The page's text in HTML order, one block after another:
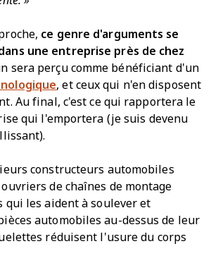
ce genre d'arguments se
une entreprise près de chez
sera perçu comme bénéficiant d'un
, et ceux qui n'en disposent
Au final, c'est ce qui rapportera le
qui l'emportera (je suis devenu
constructeurs automobiles
de chaînes de montage
qui les aident à soulever et
automobiles au-dessus de leur
réduisent l'usure du corps